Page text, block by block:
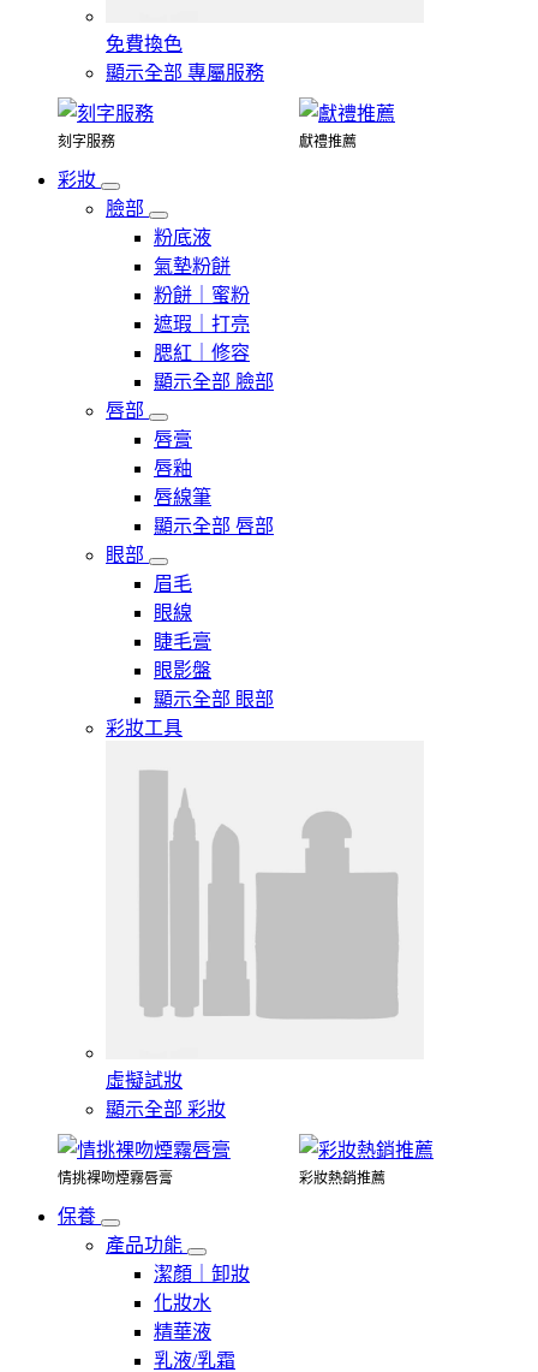
免費換色
顯示全部 專屬服務
刻字服務 獻禮推薦
彩妝
臉部
粉底液
氣墊粉餅
粉餅｜蜜粉
遮瑕｜打亮
腮紅｜修容
顯示全部 臉部
唇部
唇膏
唇釉
唇線筆
顯示全部 唇部
眼部
眉毛
眼線
睫毛膏
眼影盤
顯示全部 眼部
彩妝工具
虛擬試妝
顯示全部 彩妝
情挑裸吻煙霧唇膏 彩妝熱銷推薦
保養
產品功能
潔顏｜卸妝
化妝水
精華液
乳液/乳霜